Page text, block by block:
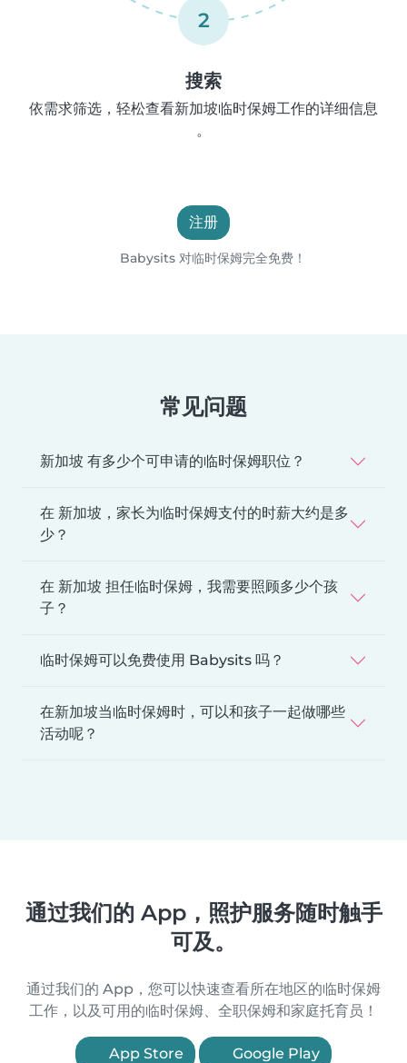
2
搜索
依需求筛选，轻松查看新加坡临时保姆工作的详细信息
。
注册
Babysits 对临时保姆完全免费！
常见问题
新加坡 有多少个可申请的临时保姆职位？
在 新加坡，家长为临时保姆支付的时薪大约是多
少？
在 新加坡 担任临时保姆，我需要照顾多少个孩
子？
临时保姆可以免费使用 Babysits 吗？
在新加坡当临时保姆时，可以和孩子一起做哪些
活动呢？
通过我们的 App，照护服务随时触手
可及。
通过我们的 App，您可以快速查看所在地区的临时保姆
工作，以及可用的临时保姆、全职保姆和家庭托育员！
App Store Google Play